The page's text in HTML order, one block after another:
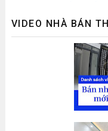
VIDEO NHÀ BÁN